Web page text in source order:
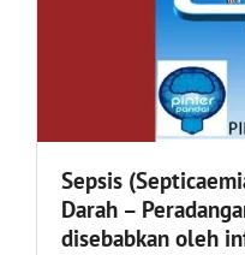
Sepsis
Darah –
disebabkan oleh